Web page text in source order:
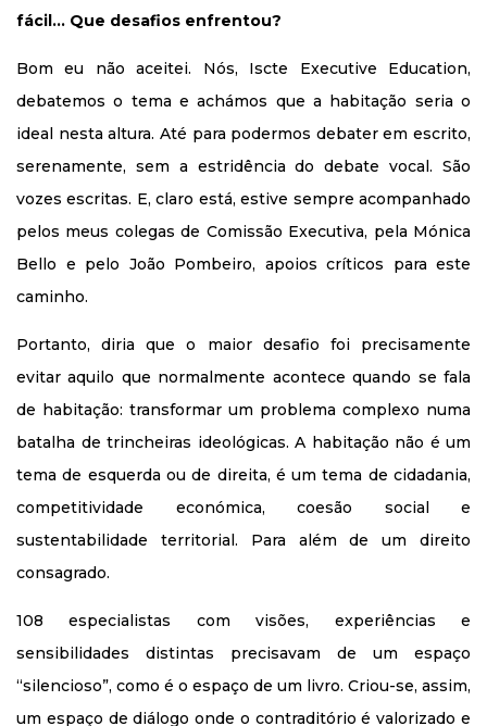
fácil… Que desafios enfrentou?
Bom eu não aceitei. Nós, Iscte Executive Education,
debatemos o tema e achámos que a habitação seria o
ideal nesta altura. Até para podermos debater em escrito,
serenamente, sem a estridência do debate vocal. São
vozes escritas. E, claro está, estive sempre acompanhado
pelos meus colegas de Comissão Executiva, pela Mónica
Bello e pelo João Pombeiro, apoios críticos para este
caminho.
Portanto, diria que o maior desafio foi precisamente
evitar aquilo que normalmente acontece quando se fala
de habitação: transformar um problema complexo numa
batalha de trincheiras ideológicas. A habitação não é um
tema de esquerda ou de direita, é um tema de cidadania,
competitividade económica, coesão social e
sustentabilidade territorial. Para além de um direito
consagrado.
108 especialistas com visões, experiências e
sensibilidades distintas precisavam de um espaço
“silencioso”, como é o espaço de um livro. Criou-se, assim,
um espaço de diálogo onde o contraditório é valorizado e